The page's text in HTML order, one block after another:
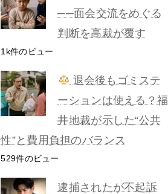
──面会交流をめぐる
判断を高裁が覆す
1k件のビュー
退会後もゴミステ
ーションは使える？福
井地裁が示した“公共
性”と費用負担のバランス
529件のビュー
逮捕されたが不起訴